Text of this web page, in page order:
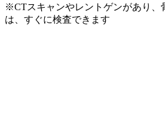
※CTスキャンやレントゲンがあり、
は、すぐに検査できます